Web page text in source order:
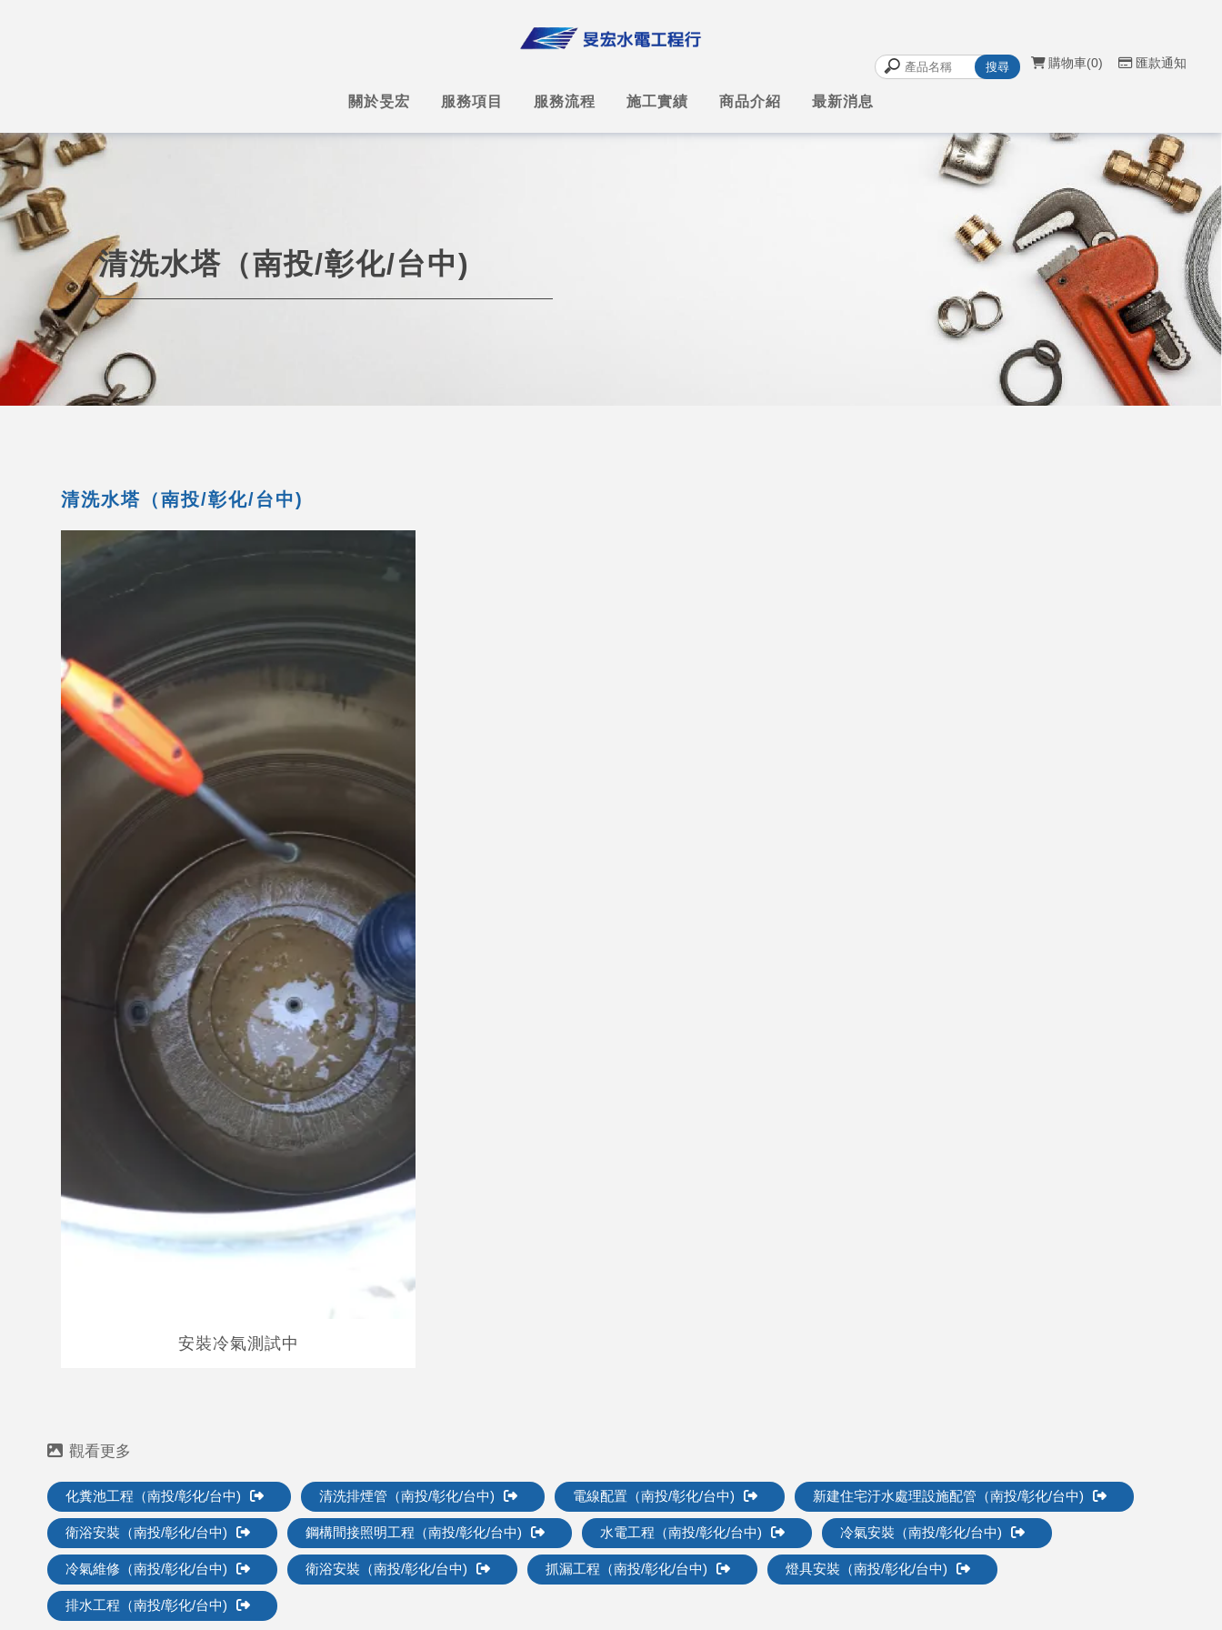
購物車 0 匯款通知
關於旻宏 服務項目 服務流程 施工實績 商品介紹 最新消息
清洗水塔（南投/彰化/台中)
清洗水塔（南投/彰化/台中)
安裝冷氣測試中
化糞池工程（南投/彰化/台中) 清洗排煙管（南投/彰化/台中) 電線配置（南投/彰化/台中) 新建住宅汙水處理設施配管（南投/彰化/台中)
衛浴安裝（南投/彰化/台中) 鋼構間接照明工程（南投/彰化/台中) 水電工程（南投/彰化/台中) 冷氣安裝（南投/彰化/台中)
冷氣維修（南投/彰化/台中) 衛浴安裝（南投/彰化/台中) 抓漏工程（南投/彰化/台中) 燈具安裝（南投/彰化/台中)
排水工程（南投/彰化/台中)